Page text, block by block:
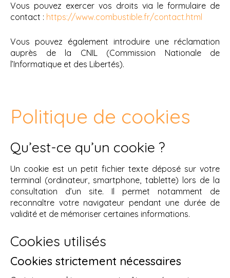
Vous pouvez exercer vos droits via le formulaire de
contact : https://www.combustible.fr/contact.html
Vous pouvez également introduire une réclamation
auprès de la CNIL (Commission Nationale de
l’Informatique et des Libertés).
Politique de cookies
Qu’est-ce qu’un cookie ?
Un cookie est un petit fichier texte déposé sur votre
terminal (ordinateur, smartphone, tablette) lors de la
consultation d’un site. Il permet notamment de
reconnaître votre navigateur pendant une durée de
validité et de mémoriser certaines informations.
Cookies utilisés
Cookies strictement nécessaires